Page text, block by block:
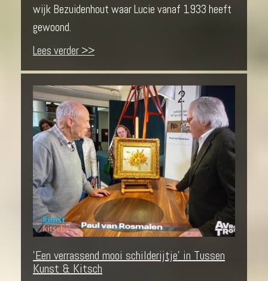
wijk Bezuidenhout waar Lucie vanaf 1933 heeft
gewoond.
Lees verder >>
'Een verrassend mooi schilderijtje' in Tussen
Kunst & Kitsch